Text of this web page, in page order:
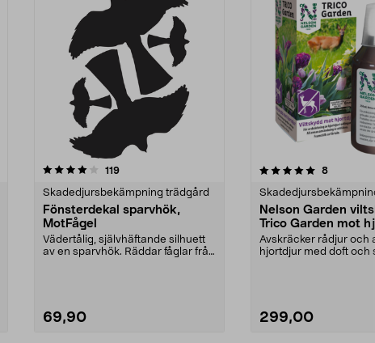
119recensioner
Skadedjursbekämpning trädgård
Fönsterdekal sparvhök,
MotFågel
Vädertålig, självhäftande silhuett
av en sparvhök. Räddar fåglar från
69,90
5.0 av 5 stjärnor 8
Nelson Garden
Trico Garden mot
250 ml
Avskräcker rådjur och
hjortdjur med doft och
299,00
4.5 av 5